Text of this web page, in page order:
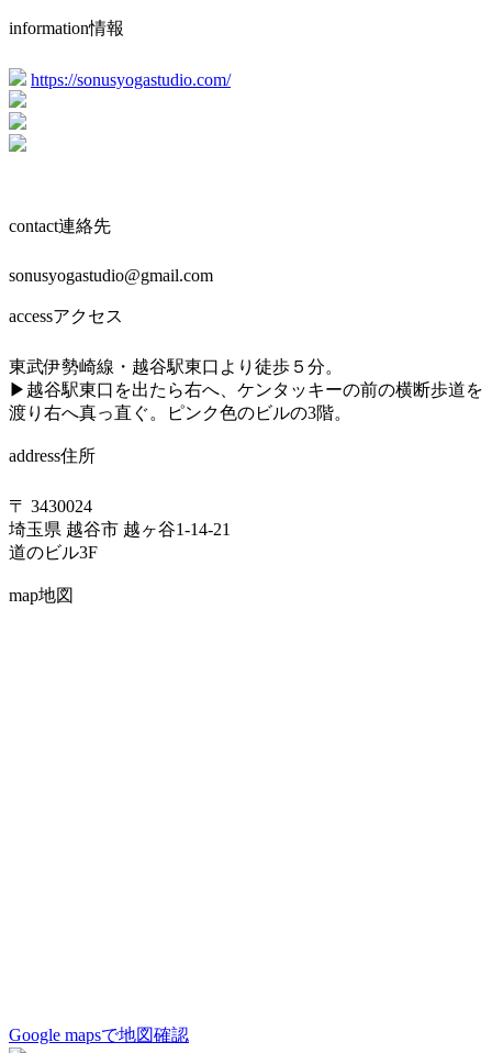
information情報
https://sonusyogastudio.com/
contact連絡先
sonusyogastudio@gmail.com
accessアクセス
東武伊勢崎線・越谷駅東口より徒歩５分。
▶︎越谷駅東口を出たら右へ、ケンタッキーの前の横断歩道を
渡り右へ真っ直ぐ。ピンク色のビルの3階。
address住所
〒 3430024
埼玉県 越谷市 越ヶ谷1-14-21
道のビル3F
map地図
Google mapsで地図確認